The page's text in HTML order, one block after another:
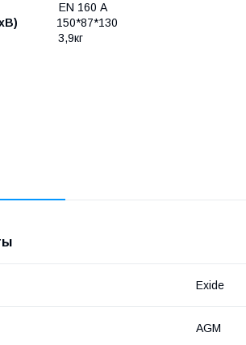
160 А
150*87*130
Exide
AGM